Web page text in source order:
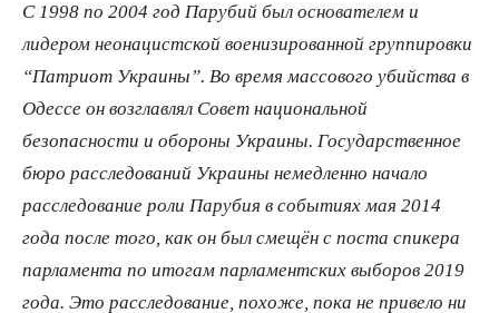
С 1998 по 2004 год Парубий был основателем и
лидером неонацистской военизированной группировки
“Патриот Украины”. Во время массового убийства в
Одессе он возглавлял Совет национальной
безопасности и обороны Украины. Государственное
бюро расследований Украины немедленно начало
расследование роли Парубия в событиях мая 2014
года после того, как он был смещён с поста спикера
парламента по итогам парламентских выборов 2019
года. Это расследование, похоже, пока не привело ни